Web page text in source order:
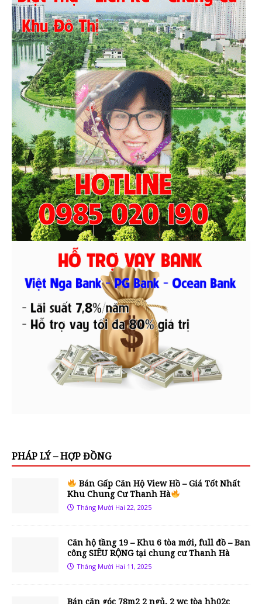
PHÁP LÝ – HỢP ĐỒNG
Bán Gấp Căn Hộ View Hồ – Giá Tốt Nhất
Khu Chung Cư Thanh Hà
Tháng Mười Hai 22, 2025
Căn hộ tầng 19 – Khu 6 tòa mới, full đồ – Ban
công SIÊU RỘNG tại chung cư Thanh Hà
Tháng Mười Hai 11, 2025
Bán căn góc 78m2 2 ngủ, 2 wc tòa hh02c